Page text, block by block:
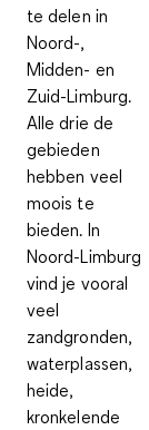
te delen in
Noord-,
Midden- en
Zuid-Limburg.
Alle drie de
gebieden
hebben veel
moois te
bieden. In
Noord-Limburg
vind je vooral
veel
zandgronden,
waterplassen,
heide,
kronkelende